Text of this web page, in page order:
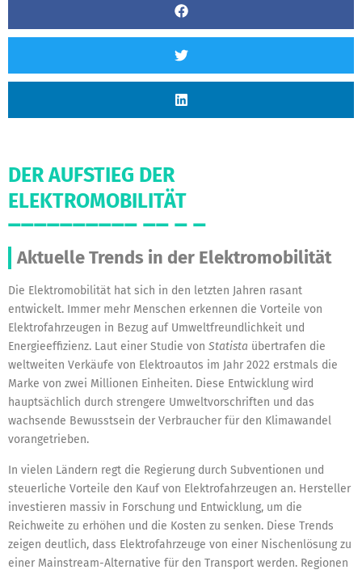
DER AUFSTIEG DER
ELEKTROMOBILITÄT
Aktuelle Trends in der Elektromobilität
Die Elektromobilität hat sich in den letzten Jahren rasant
entwickelt. Immer mehr Menschen erkennen die Vorteile von
Elektrofahrzeugen in Bezug auf Umweltfreundlichkeit und
Energieeffizienz. Laut einer Studie von Statista übertrafen die
weltweiten Verkäufe von Elektroautos im Jahr 2022 erstmals die
Marke von zwei Millionen Einheiten. Diese Entwicklung wird
hauptsächlich durch strengere Umweltvorschriften und das
wachsende Bewusstsein der Verbraucher für den Klimawandel
vorangetrieben.
In vielen Ländern regt die Regierung durch Subventionen und
steuerliche Vorteile den Kauf von Elektrofahrzeugen an. Hersteller
investieren massiv in Forschung und Entwicklung, um die
Reichweite zu erhöhen und die Kosten zu senken. Diese Trends
zeigen deutlich, dass Elektrofahrzeuge von einer Nischenlösung zu
einer Mainstream-Alternative für den Transport werden. Regionen